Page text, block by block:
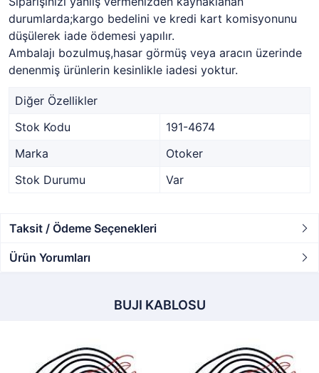
durumlarda;kargo bedelini ve kredi kart komisyonunu
düşülerek iade ödemesi yapılır.
Ambalajı bozulmuş,hasar görmüş veya aracın üzerinde
denenmiş ürünlerin kesinlikle iadesi yoktur.
Diğer Özellikler
Stok Kodu
191-4674
Marka
Otoker
Stok Durumu
Var
Taksit / Ödeme Seçenekleri
Ürün Yorumları
BUJI KABLOSU